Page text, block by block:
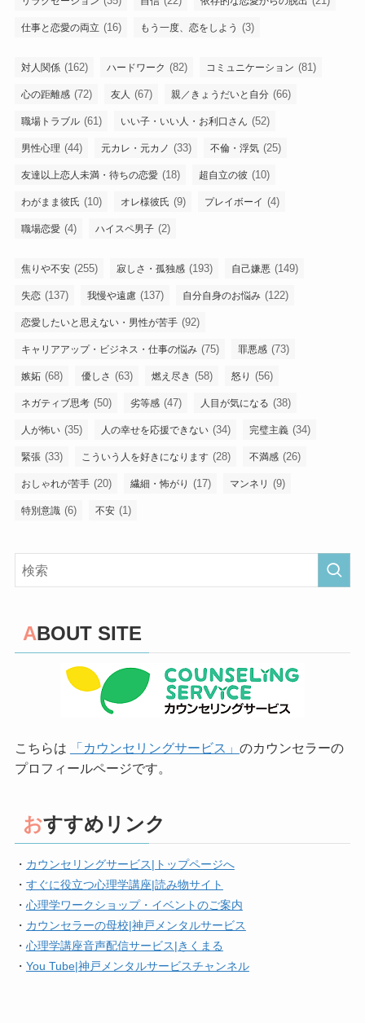
仕事と恋愛の両立 (16) もう一度、恋をしよう (3)
対人関係 (162) ハードワーク (82) コミュニケーション (81)
心の距離感 (72) 友人 (67) 親／きょうだいと自分 (66)
職場トラブル (61) いい子・いい人・お利口さん (52)
男性心理 (44) 元カレ・元カノ (33) 不倫・浮気 (25)
友達以上恋人未満・待ちの恋愛 (18) 超自立の彼 (10)
わがまま彼氏 (10) オレ様彼氏 (9) プレイボーイ (4)
職場恋愛 (4) ハイスペ男子 (2)
焦りや不安 (255) 寂しさ・孤独感 (193) 自己嫌悪 (149)
失恋 (137) 我慢や遠慮 (137) 自分自身のお悩み (122)
恋愛したいと思えない・男性が苦手 (92)
キャリアアップ・ビジネス・仕事の悩み (75) 罪悪感 (73)
嫉妬 (68) 優しさ (63) 燃え尽き (58) 怒り (56)
ネガティブ思考 (50) 劣等感 (47) 人目が気になる (38)
人が怖い (35) 人の幸せを応援できない (34) 完璧主義 (34)
緊張 (33) こういう人を好きになります (28) 不満感 (26)
おしゃれが苦手 (20) 繊細・怖がり (17) マンネリ (9)
特別意識 (6) 不安 (1)
ABOUT SITE
こちらは 「カウンセリングサービス」 のカウンセラーの
プロフィールページです。
おすすめリンク
・ カウンセリングサービス|トップページへ
・ すぐに役立つ心理学講座|読み物サイト
・ 心理学ワークショップ・イベントのご案内
・ カウンセラーの母校|神戸メンタルサービス
・ 心理学講座音声配信サービス|きくまる
・ You Tube|神戸メンタルサービスチャンネル